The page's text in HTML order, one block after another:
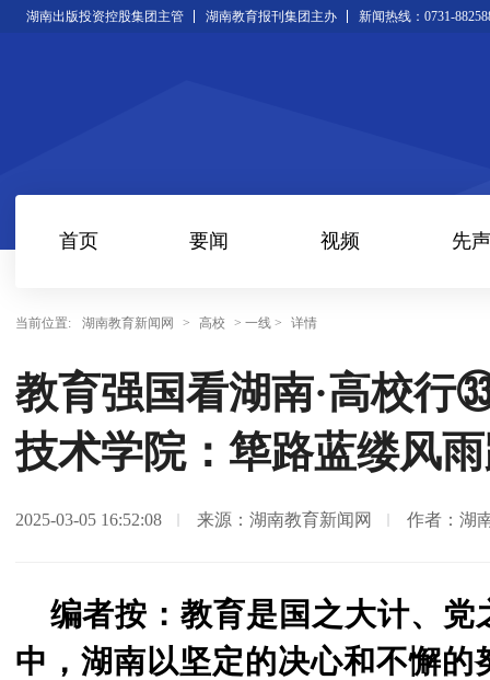
湖南出版投资控股集团主管 湖南教育报刊集团主办 新闻热线：0731-
首页 要闻 视频 先声
当前位置: 湖南教育新闻网 > 高校 > 一线 > 详情
教育强国看湖南·高校行
技术学院：筚路蓝缕风
2025-03-05 16:52:08 来源：湖南教育新闻网 作者：湖
编者按：教育是国之大计、
中，湖南以坚定的决心和不懈